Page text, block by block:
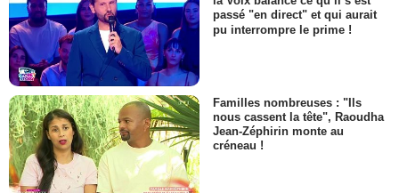
passé "en direct" et qui aurait
pu interrompre le prime !
Familles nombreuses : "Ils
nous cassent la tête", Raoudha
Jean-Zéphirin monte au
créneau !